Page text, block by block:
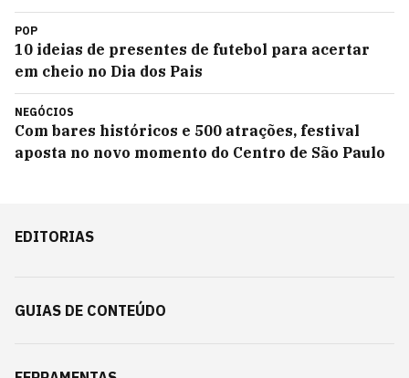
POP
10 ideias de presentes de futebol para acertar
em cheio no Dia dos Pais
NEGÓCIOS
Com bares históricos e 500 atrações, festival
aposta no novo momento do Centro de São Paulo
EDITORIAS
GUIAS DE CONTEÚDO